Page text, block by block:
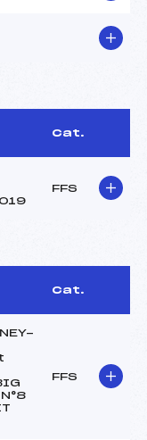
Cat.
FFS
Cat.
FFS